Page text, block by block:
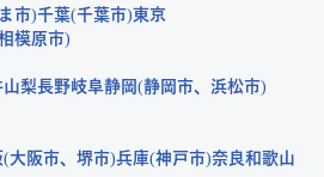
市 千葉 千葉市 東京
模原市
山梨長野岐阜静岡 静岡市
浜松市
大阪市 堺市 兵庫 神戸市 奈良和歌山